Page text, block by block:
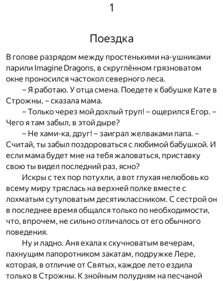
1
Поездка
В голове разрядом между простенькими на-ушниками
парили Imagine Dragons, в скруглённом грязноватом
окне проносился частокол северного леса.
– Я работаю. У отца смена. Поедете к бабушке Кате в
Строжны, – сказала мама.
– Только через мой дохлый труп! – ощерился Егор. –
Чего я там забыл, в этой дыре?
– Не хами-ка, друг! – заиграл желваками папа. –
Считай, ты забыл поздороваться с любимой бабушкой. И
если мама будет мне на тебя жаловаться, приставку
свою ты видел последний раз, ясно?
Искры с тех пор потухли, а вот глухая нелюбовь ко
всему миру тряслась на верхней полке вместе с
лохматым сутуловатым десятиклассником. С сестрой он
в последнее время общался только по необходимости,
что, впрочем, не сильно отличалось от его обычного
поведения.
Ну и ладно. Аня ехала к скучноватым вечерам,
пахнущим папоротником закатам, подружке Лере,
которая, в отличие от Святых, каждое лето ездила
только в Строжны. К знойным полудням на песчаной